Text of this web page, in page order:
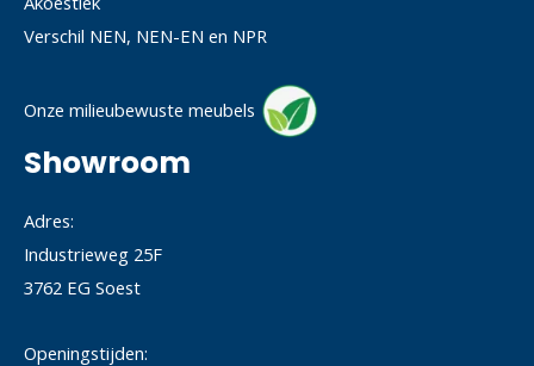
Verschil NEN, NEN-EN en NPR
Onze milieubewuste meubels
Showroom
Adres:
Industrieweg 25F
3762 EG Soest
Openingstijden: